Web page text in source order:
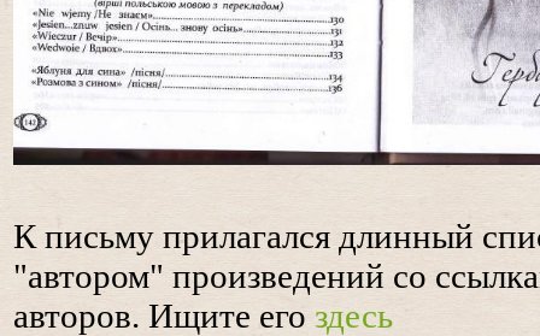
К письму прилагался длинный
"автором" произведений со
авторов. Ищите его здесь